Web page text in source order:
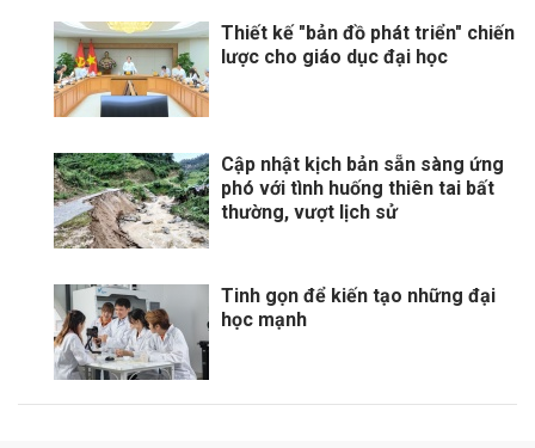
Thiết kế "bản đồ phát triển" chiến
lược cho giáo dục đại học
Cập nhật kịch bản sẵn sàng ứng
phó với tình huống thiên tai bất
thường, vượt lịch sử
Tinh gọn để kiến tạo những đại
học mạnh